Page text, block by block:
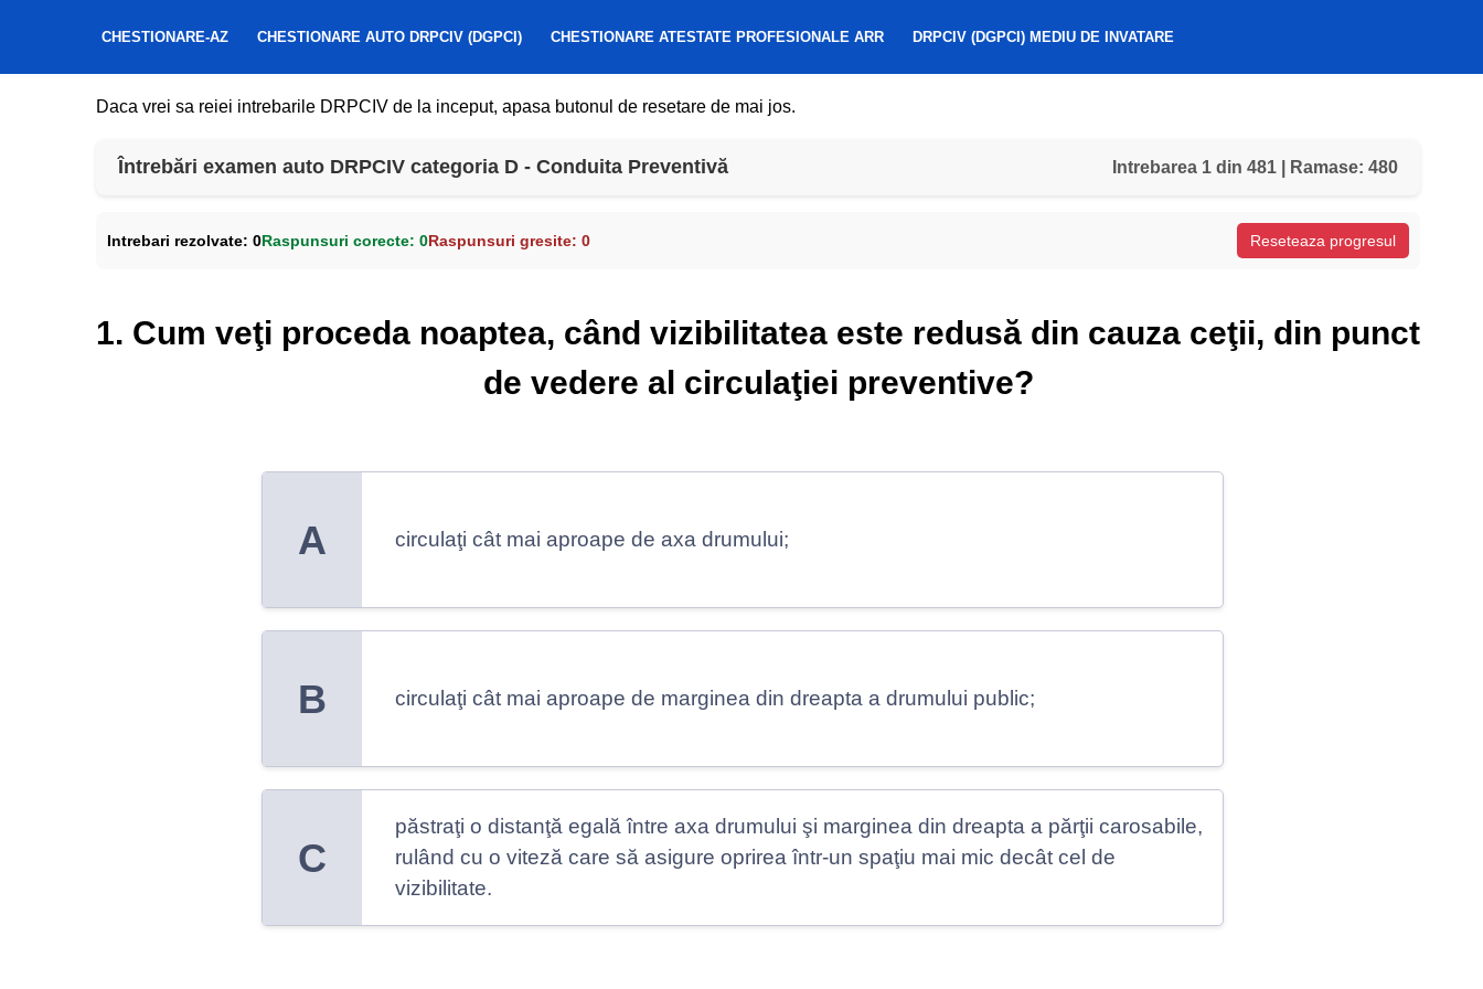
CHESTIONARE-AZ CHESTIONARE AUTO DRPCIV (DGPCI) CHESTIONARE ATESTATE PROFESIONALE ARR DRPCIV (DGPCI) MEDIU DE INVATARE
Daca vrei sa reiei intrebarile DRPCIV de la inceput, apasa butonul de resetare de mai jos.
Întrebări examen auto DRPCIV categoria D - Conduita Preventivă Intrebarea 1 din 481 | Ramase: 480
Intrebari rezolvate: 0Raspunsuri corecte: 0Raspunsuri gresite: 0 Reseteaza progresul
1. Cum veţi proceda noaptea, când vizibilitatea este redusă din cauza ceţii, din punct
de vedere al circulaţiei preventive?
A circulaţi cât mai aproape de axa drumului;
B circulaţi cât mai aproape de marginea din dreapta a drumului public;
C
păstraţi o distanţă egală între axa drumului şi marginea din dreapta a părţii carosabile,
rulând cu o viteză care să asigure oprirea într-un spaţiu mai mic decât cel de
vizibilitate.